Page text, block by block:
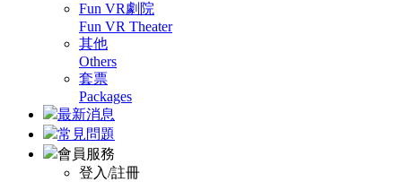
Fun VR劇院
Fun VR Theater
其他
Others
套票
Packages
最新消息
常見問題
會員服務
登入/註冊